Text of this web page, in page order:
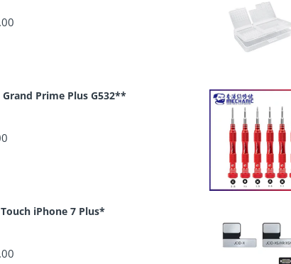
Grand Prime Plus G532**
Touch iPhone 7 Plus*